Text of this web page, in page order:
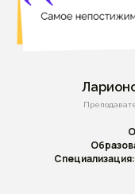
Специализация: